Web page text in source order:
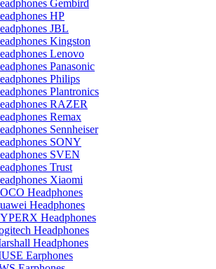
Gembird
HP
JBL
Kingston
Lenovo
Panasonic
Philips
Plantronics
RAZER
Remax
Sennheiser
SONY
SVEN
Trust
Xiaomi
Headphones
Headphones
Headphones
Headphones
Headphones
Earphones